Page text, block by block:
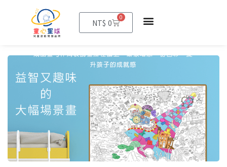
NT$ 0
0
購
物